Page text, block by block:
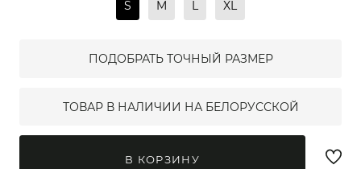
S M L XL
ПОДОБРАТЬ ТОЧНЫЙ РАЗМЕР
ТОВАР В НАЛИЧИИ НА БЕЛОРУССКОЙ
В КОРЗИНУ